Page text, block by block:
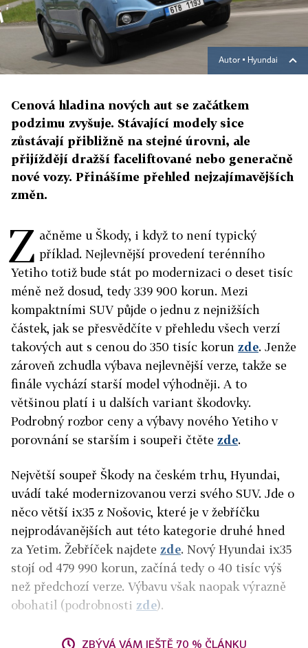
Autor ▪ Hyundai
Cenová hladina nových aut se začátkem
podzimu zvyšuje. Stávající modely sice
zůstávají přibližně na stejné úrovni, ale
přijíždějí dražší faceliftované nebo generačně
nové vozy. Přinášíme přehled nejzajímavějších
změn.
Z ačněme u Škody, i když to není typický
příklad. Nejlevnější provedení terénního
Yetiho totiž bude stát po modernizaci o deset tisíc
méně než dosud, tedy 339 900 korun. Mezi
kompaktními SUV půjde o jednu z nejnižších
částek, jak se přesvědčíte v přehledu všech verzí
takových aut s cenou do 350 tisíc korun zde. Jenže
zároveň zchudla výbava nejlevnější verze, takže se
finále vychází starší model výhodněji. A to
většinou platí i u dalších variant škodovky.
Podrobný rozbor ceny a výbavy nového Yetiho v
porovnání se starším i soupeři čtěte zde.
Největší soupeř Škody na českém trhu, Hyundai,
uvádí také modernizovanou verzi svého SUV. Jde o
něco větší ix35 z Nošovic, které je v žebříčku
nejprodávanějších aut této kategorie druhé hned
za Yetim. Žebříček najdete zde. Nový Hyundai ix35
stojí od 479 990 korun, začíná tedy o 40 tisíc výš
než předchozí verze. Výbavu však naopak výrazně
obohatil (podrobnosti zde).
ZBÝVÁ VÁM JEŠTĚ 70 % ČLÁNKU